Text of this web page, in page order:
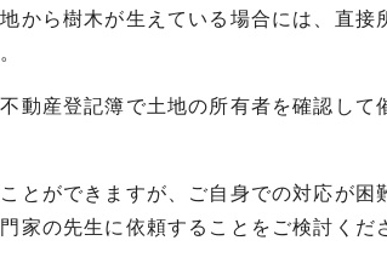
から樹木が生えている場合には、直接
動産登記簿で土地の所有者を確認して
とができますが、ご自身での対応が困
家の先生に依頼することをご検討くだ